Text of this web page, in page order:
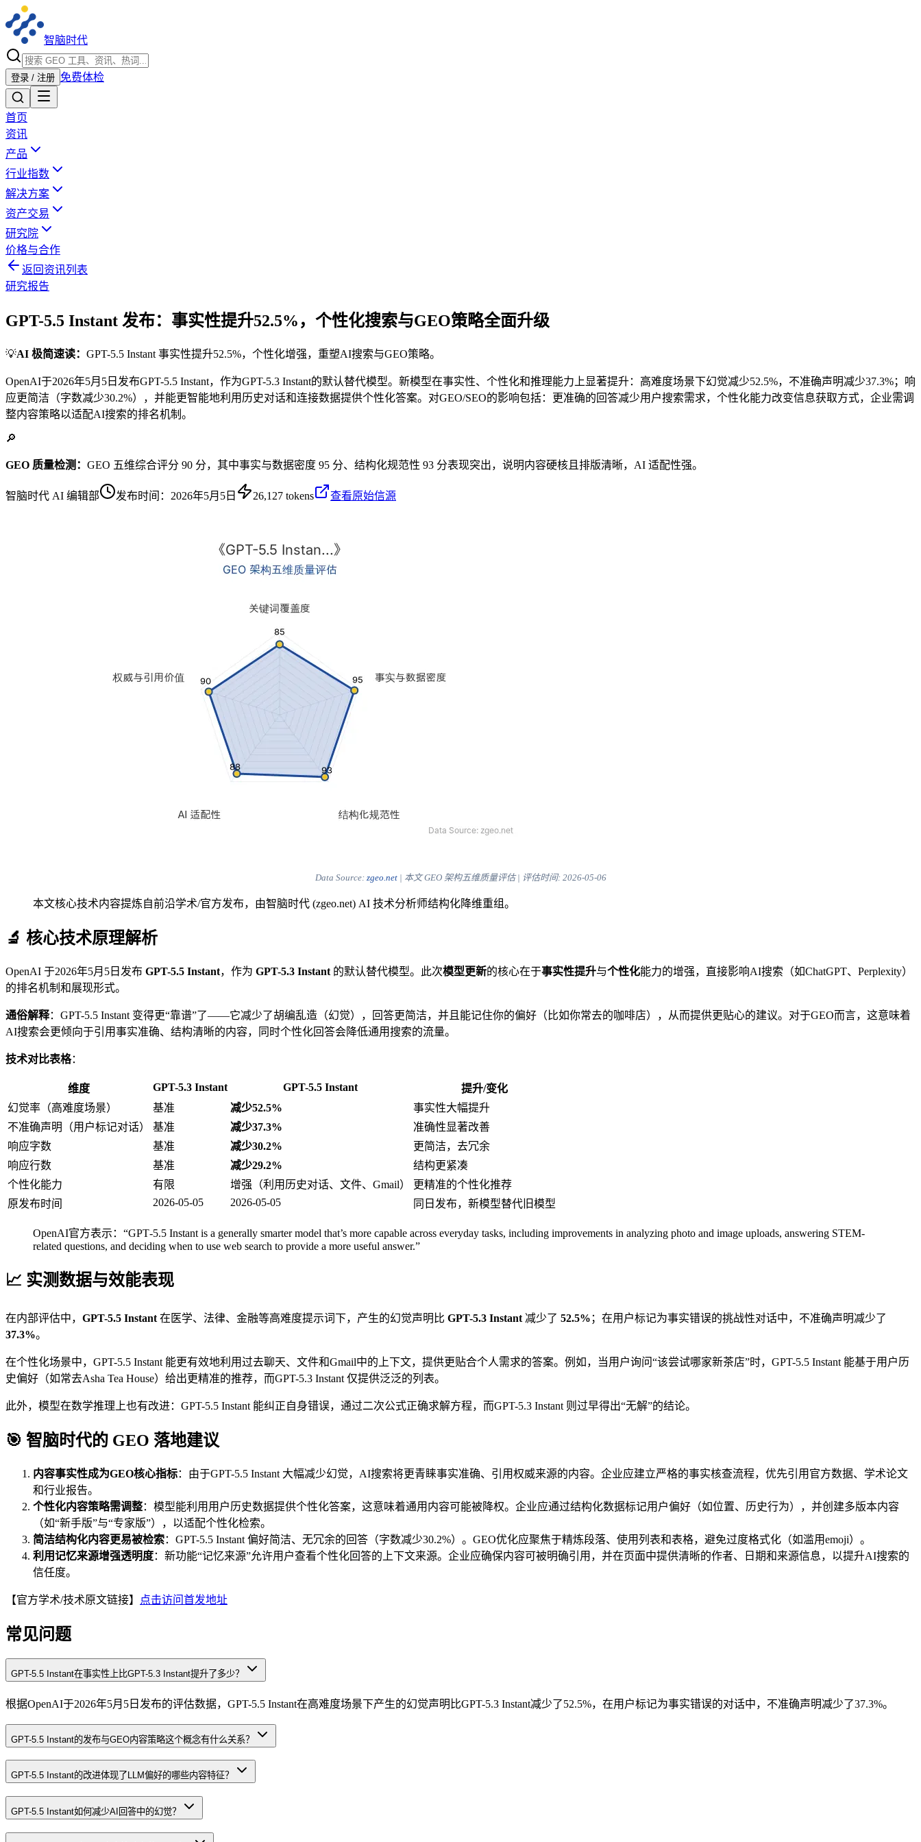
智脑时代
登录 / 注册 免费体检
首页
资讯
产品
行业指数
解决方案
资产交易
研究院
价格与合作
返回资讯列表
研究报告
GPT-5.5 Instant 发布：事实性提升52.5%，个性化搜索与GEO策略全面升级
💡AI 极简速读： GPT-5.5 Instant 事实性提升52.5%，个性化增强，重塑AI搜索与GEO策略。
OpenAI于2026年5月5日发布GPT-5.5 Instant，作为GPT-5.3 Instant的默认替代模型。新模型在事实性、个性化和推理能力上显著提升：高难度场景下幻觉减少52.5%，不准确声明减少37.3%；响
应更简洁（字数减少30.2%），并能更智能地利用历史对话和连接数据提供个性化答案。对GEO/SEO的影响包括：更准确的回答减少用户搜索需求，个性化能力改变信息获取方式，企业需调
整内容策略以适配AI搜索的排名机制。
🔎
GEO 质量检测： GEO 五维综合评分 90 分，其中事实与数据密度 95 分、结构化规范性 93 分表现突出，说明内容硬核且排版清晰，AI 适配性强。
智脑时代 AI 编辑部 发布时间： 2026年5月5日 26,127 tokens 查看原始信源
Data Source: zgeo.net| 本文 GEO 架构五维质量评估 | 评估时间: 2026-05-06
本文核心技术内容提炼自前沿学术/官方发布，由智脑时代 (zgeo.net) AI 技术分析师结构化降维重组。
🔬 核心技术原理解析
OpenAI 于2026年5月5日发布 GPT-5.5 Instant，作为 GPT-5.3 Instant 的默认替代模型。此次模型更新的核心在于事实性提升与个性化能力的增强，直接影响AI搜索（如ChatGPT、Perplexity）
的排名机制和展现形式。
通俗解释：GPT-5.5 Instant 变得更“靠谱”了——它减少了胡编乱造（幻觉），回答更简洁，并且能记住你的偏好（比如你常去的咖啡店），从而提供更贴心的建议。对于GEO而言，这意味着
AI搜索会更倾向于引用事实准确、结构清晰的内容，同时个性化回答会降低通用搜索的流量。
技术对比表格：
维度 GPT-5.3 Instant GPT-5.5 Instant
提升/变化
幻觉率（高难度场景）
基准 减少52.5%
事实性大幅提升
不准确声明（用户标记对话）
基准 减少37.3%
准确性显著改善
响应字数
基准 减少30.2%
更简洁，去冗余
响应行数
基准 减少29.2%
结构更紧凑
个性化能力
有限 增强（利用历史对话、文件、Gmail）
更精准的个性化推荐
原发布时间
2026-05-05 2026-05-05 同日发布，新模型替代旧模型
OpenAI官方表示：“GPT‑5.5 Instant is a generally smarter model that’s more capable across everyday tasks, including improvements in analyzing photo and image uploads, answering STEM-
related questions, and deciding when to use web search to provide a more useful answer.”
📈 实测数据与效能表现
在内部评估中， GPT-5.5 Instant在医学、法律、金融等高难度提示词下，产生的幻觉声明比 GPT-5.3 Instant减少了 52.5% ；在用户标记为事实错误的挑战性对话中，不准确声明减少了
37.3%。
在个性化场景中，GPT-5.5 Instant 能更有效地利用过去聊天、文件和Gmail中的上下文，提供更贴合个人需求的答案。例如，当用户询问“该尝试哪家新茶店”时，GPT-5.5 Instant 能基于用户历
史偏好（如常去Asha Tea House）给出更精准的推荐，而GPT-5.3 Instant 仅提供泛泛的列表。
此外，模型在数学推理上也有改进：GPT-5.5 Instant 能纠正自身错误，通过二次公式正确求解方程，而GPT-5.3 Instant 则过早得出“无解”的结论。
🎯 智脑时代的 GEO 落地建议
内容事实性成为GEO核心指标：由于GPT-5.5 Instant 大幅减少幻觉，AI搜索将更青睐事实准确、引用权威来源的内容。企业应建立严格的事实核查流程，优先引用官方数据、学术论文
和行业报告。
个性化内容策略需调整：模型能利用用户历史数据提供个性化答案，这意味着通用内容可能被降权。企业应通过结构化数据标记用户偏好（如位置、历史行为），并创建多版本内容
（如“新手版”与“专家版”），以适配个性化检索。
简洁结构化内容更易被检索：GPT-5.5 Instant 偏好简洁、无冗余的回答（字数减少30.2%）。GEO优化应聚焦于精炼段落、使用列表和表格，避免过度格式化（如滥用emoji）。
利用记忆来源增强透明度：新功能“记忆来源”允许用户查看个性化回答的上下文来源。企业应确保内容可被明确引用，并在页面中提供清晰的作者、日期和来源信息，以提升AI搜索的
信任度。
【官方学术/技术原文链接】 点击访问首发地址
常见问题
GPT-5.5 Instant在事实性上比GPT-5.3 Instant提升了多少？
根据OpenAI于2026年5月5日发布的评估数据，GPT-5.5 Instant在高难度场景下产生的幻觉声明比GPT-5.3 Instant减少了52.5%，在用户标记为事实错误的对话中，不准确声明减少了37.3%。
GPT-5.5 Instant的发布与GEO内容策略这个概念有什么关系？
GPT-5.5 Instant的改进体现了LLM偏好的哪些内容特征？
GPT-5.5 Instant如何减少AI回答中的幻觉？